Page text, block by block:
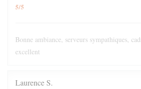
5/5
Bonne ambiance, serveurs sympathiques,
excellent
Laurence S